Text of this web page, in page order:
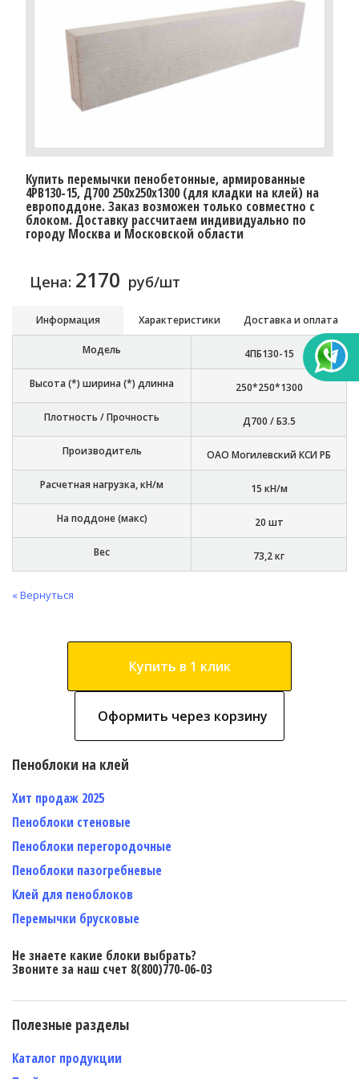
Купить перемычки пенобетонные, армированные
4PB130-15, Д700 250х250х1300 (для кладки на клей) на
европоддоне. Заказ возможен только совместно с
блоком. Доставку расcчитаем индивидуально по
городу Москва и Московской области
Цена: 2170 руб/шт
Информация Характеристики Доставка и оплата
Модель 4ПБ130-15
Высота (*) ширина (*) длинна 250*250*1300
Плотность / Прочность Д700 / Б3.5
Производитель ОАО Могилевский КСИ РБ
Расчетная нагрузка, кН/м 15 кН/м
На поддоне (макс) 20 шт
Вес 73,2 кг
« Вернуться
Купить в 1 клик
Оформить через корзину
Пеноблоки на клей
Хит продаж 2025
Пеноблоки стеновые
Пеноблоки перегородочные
Пеноблоки пазогребневые
Клей для пеноблоков
Перемычки брусковые
Не знаете какие блоки выбрать?
Звоните за наш счет 8(800)770-06-03
Полезные разделы
Каталог продукции